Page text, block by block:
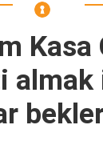
almak